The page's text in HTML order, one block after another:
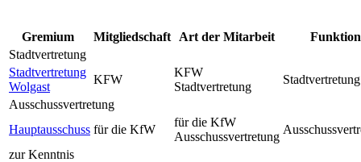
Gremium Mitgliedschaft Art der Mitarbeit
Funktion
Stadtvertretung
Stadtvertretung
Wolgast
KFW
KFW
Stadtvertretung
Stadtvertretung
Ausschussvertretung
Hauptausschuss für die KfW
für die KfW
Ausschussvertretung
zur Kenntnis